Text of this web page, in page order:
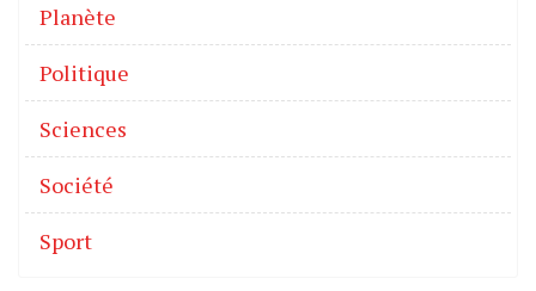
Planète
Politique
Sciences
Société
Sport